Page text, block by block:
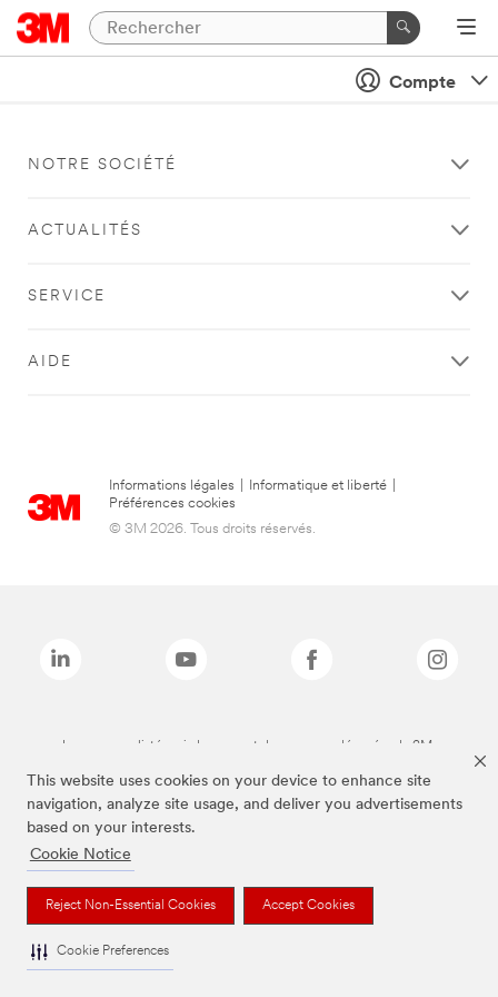
This website uses cookies on your device to enhance site
navigation, analyze site usage, and deliver you advertisements
based on your interests.
Cookie Notice
Reject Non-Essential Cookies Accept Cookies
Cookie Preferences
Compte
NOTRE SOCIÉTÉ
ACTUALITÉS
SERVICE
AIDE
Informations légales Informatique et liberté
Préférences cookies
© 3M 2026. Tous droits réservés.
Les marques listées ci-dessus sont des marques déposées de 3M.